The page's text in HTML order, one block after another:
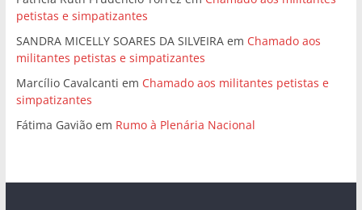
petistas e simpatizantes
SANDRA MICELLY SOARES DA SILVEIRAem Chamado aos
militantes petistas e simpatizantes
Marcílio Cavalcanti em Chamado aos militantes petistas e
simpatizantes
Fátima Gaviãoem Rumo à Plenária Nacional